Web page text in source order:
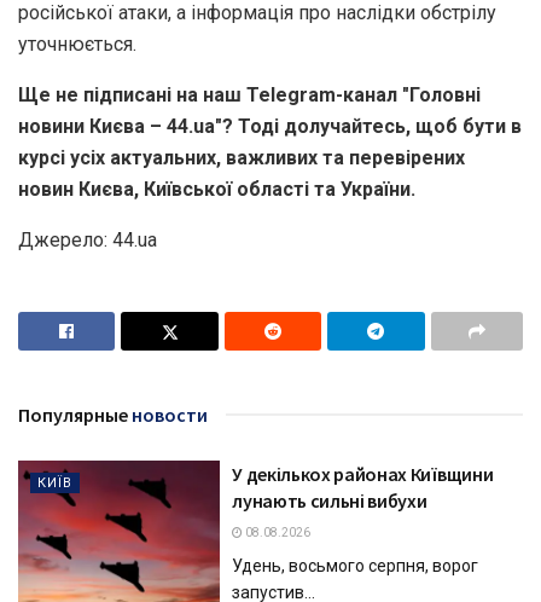
російської атаки, а інформація про наслідки обстрілу
уточнюється.
Ще не підписані на наш Telegram-канал "Головні
новини Києва – 44.ua"? Тоді долучайтесь, щоб бути в
курсі усіх актуальних, важливих та перевірених
новин Києва, Київської області та України.
Джерело: 44.ua
Популярные новости
КИЇВ
У декількох районах Київщини
лунають сильні вибухи
08.08.2026
Удень, восьмого серпня, ворог
запустив...